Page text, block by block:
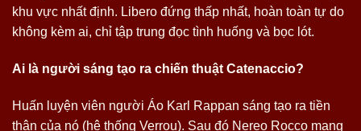
khu vực nhất định. Libero đứng thấp nhất, hoàn toàn tự do
không kèm ai, chỉ tập trung đọc tình huống và bọc lót.
Ai là người sáng tạo ra chiến thuật Catenaccio?
Huấn luyện viên người Áo Karl Rappan sáng tạo ra tiền
thân của nó (hệ thống Verrou). Sau đó Nereo Rocco mang